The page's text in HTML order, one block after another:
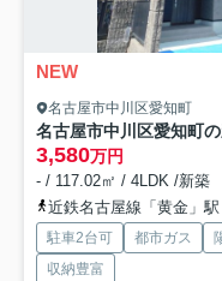
NEW
名古屋市中川区愛知町
名古屋市中川区愛知町
3,580万円
- / 117.02㎡ / 4LDK /新築
近鉄名古屋線「黄金」
駐車2台可 都市ガス
収納豊富